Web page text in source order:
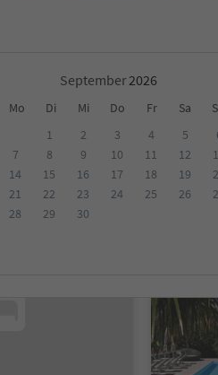
September
Mo Di Mi Do Fr Sa
1 2 3 4 5
7
8 9 10 11 12
14
15 16 17 18 19
21
22 23 24 25 26
28
29 30
Nachhaltige Unterkunft